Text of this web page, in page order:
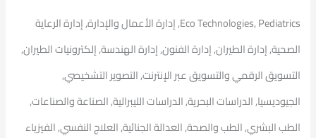
Eco Technologies, Pediatrics, إدارة الأعمال والإدارة, إدارة الرعاية
الصحية, إدارة الطيران, إدارة الفنون, إدارة الهندسة, إلكترونيات الطيران,
التسويق الرقمي والتسويق عبر الإنترنت, التصوير التشخيصي,
الجيوديسيا, الدراسات البحرية, الدراسات الليبرالية, الصناعة والصناعات,
الطب البشري, الطب والصحة, العدالة الجنائية, العلاج النفسي, الفيزياء